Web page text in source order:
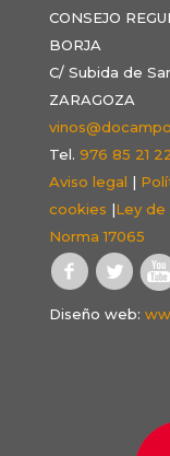
CONSEJO
BORJA
C/ Subida de
ZARAGOZA
Tel. 976 85 21 22
Aviso legal |
cookies |Ley de
Norma 17065
Diseño web: